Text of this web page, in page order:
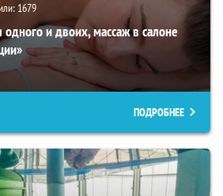
1679
и двоих, массаж в салоне
ПОДРОБНЕЕ